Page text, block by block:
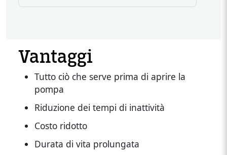
Vantaggi
Tutto ciò che serve prima di aprire la
pompa
Riduzione dei tempi di inattività
Costo ridotto
Durata di vita prolungata